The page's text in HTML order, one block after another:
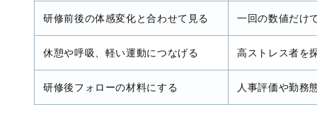
研修前後の体感変化と合わせて見る 一回の数値だけ
休憩や呼吸、軽い運動につなげる 高ストレス者を
研修後フォローの材料にする 人事評価や勤務